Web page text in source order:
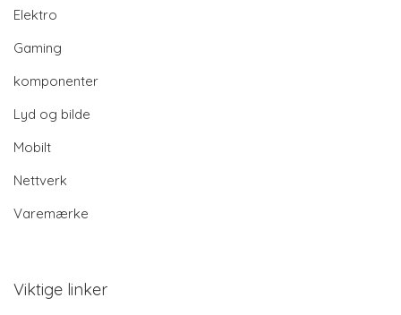
Elektro
Gaming
komponenter
Lyd og bilde
Mobilt
Nettverk
Varemærke
Viktige linker